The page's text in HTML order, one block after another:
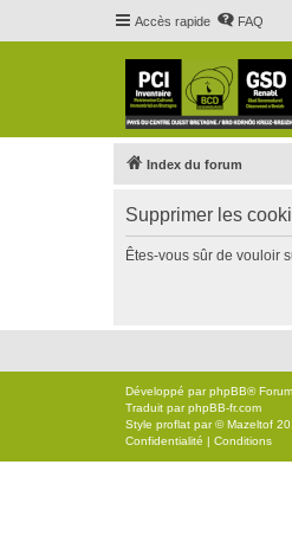
Accès rapide FAQ
Index du forum
Supprimer les
Êtes-vous sûr de vouloir
Développé parphpBB®
Traduit parphpBB-fr.com
Style proflat par ©Mazeltof
Confidentialité | Conditions